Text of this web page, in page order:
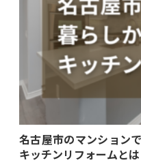
名古屋市のマンション
キッチンリフォームとは